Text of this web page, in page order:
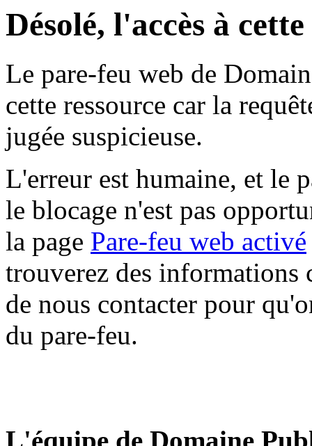
Désolé, l'accès à
Le pare-feu web de
cette ressource car la
jugée suspicieuse.
L'erreur est humaine, et le
le blocage n'est pas
la page Pare-feu web activé
trouverez des informations
de nous contacter pour
du pare-feu.